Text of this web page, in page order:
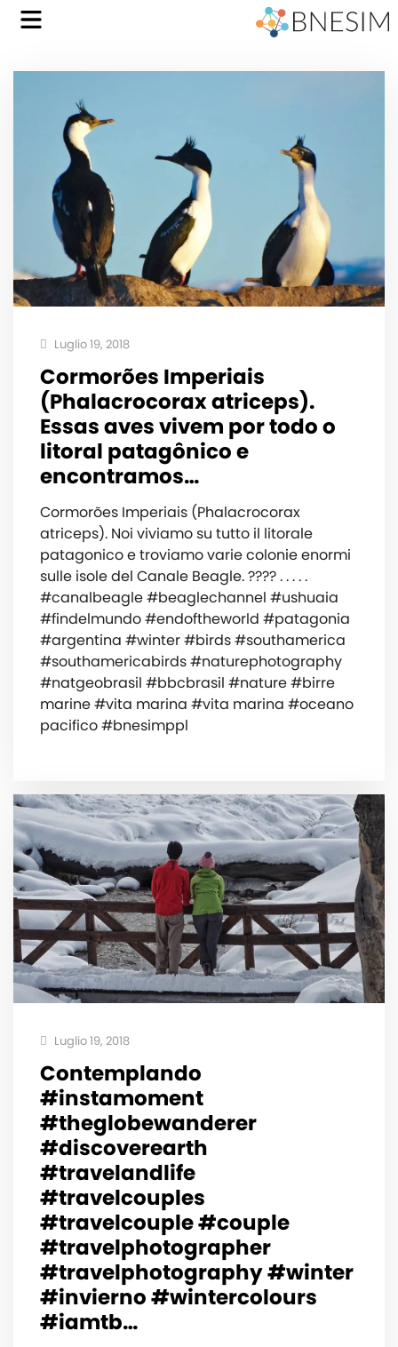
Luglio 19, 2018
Cormorões Imperiais
(Phalacrocorax atriceps).
Essas aves vivem por todo o
litoral patagônico e
encontramos…
Cormorões Imperiais (Phalacrocorax
atriceps). Noi viviamo su tutto il litorale
patagonico e troviamo varie colonie enormi
sulle isole del Canale Beagle. ???? . . . . .
#canalbeagle #beaglechannel #ushuaia
#findelmundo #endoftheworld #patagonia
#argentina #winter #birds #southamerica
#southamericabirds #naturephotography
#natgeobrasil #bbcbrasil #nature #birre
marine #vita marina #vita marina #oceano
pacifico #bnesimppl
Luglio 19, 2018
Contemplando
#instamoment
#theglobewanderer
#discoverearth
#travelandlife
#travelcouples
#travelcouple #couple
#travelphotographer
#travelphotography #winter
#invierno #wintercolours
#iamtb…